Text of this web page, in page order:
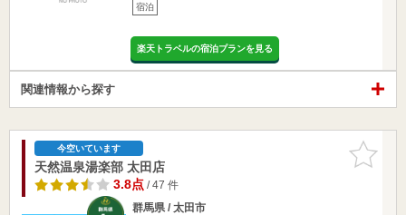
宿泊
楽天トラベルの宿泊プランを見る
関連情報から探す
お気に入
りに追加
今空いています
天然温泉湯楽部 太田店
3.8点/ 47 件
群馬県 / 太田市